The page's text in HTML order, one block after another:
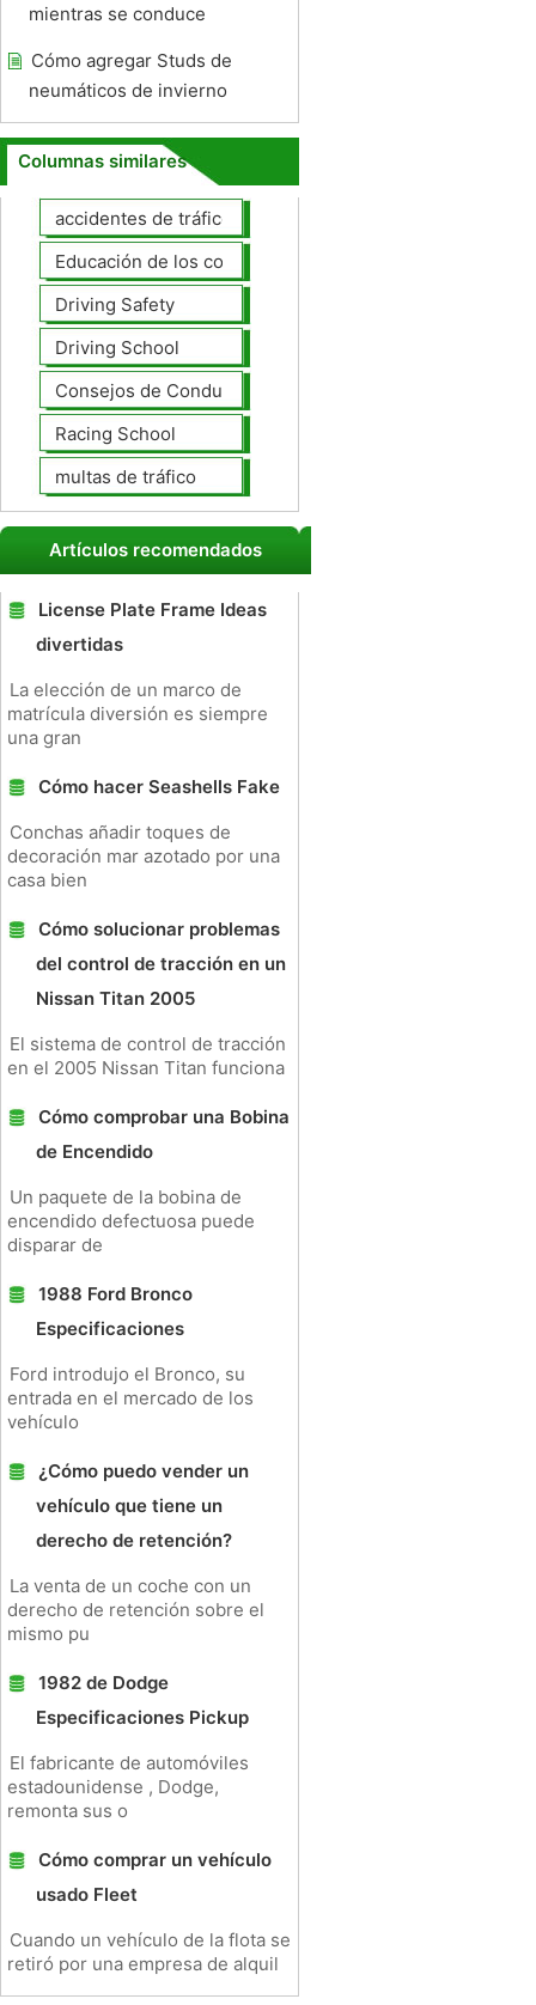
mientras se conduce
Cómo agregar Studs de
neumáticos de invierno
Columnas similares
accidentes de tráfico
Educación de los conductores
Driving Safety
Driving School
Consejos de Conducción
Racing School
multas de tráfico
Artículos recomendados
License Plate Frame Ideas
divertidas
La elección de un marco de
matrícula diversión es siempre
una gran
Cómo hacer Seashells Fake
Conchas añadir toques de
decoración mar azotado por una
casa bien
Cómo solucionar problemas
del control de tracción en un
Nissan Titan 2005
El sistema de control de tracción
en el 2005 Nissan Titan funciona
Cómo comprobar una Bobina
de Encendido
Un paquete de la bobina de
encendido defectuosa puede
disparar de
1988 Ford Bronco
Especificaciones
Ford introdujo el Bronco, su
entrada en el mercado de los
vehículo
¿Cómo puedo vender un
vehículo que tiene un
derecho de retención?
La venta de un coche con un
derecho de retención sobre el
mismo pu
1982 de Dodge
Especificaciones Pickup
El fabricante de automóviles
estadounidense , Dodge,
remonta sus o
Cómo comprar un vehículo
usado Fleet
Cuando un vehículo de la flota se
retiró por una empresa de alquil